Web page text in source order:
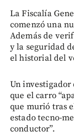
La Fiscalía
comenzó una
Además de
y la seguridad
el historial del
Un
que el carro
que murió tras
estado tecno-
conductor”.